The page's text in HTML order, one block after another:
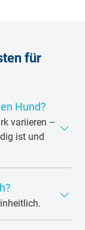
für
Hund?
variieren –
ist und
des
200 Euro.